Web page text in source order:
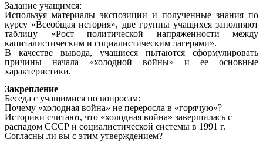
Задание учащимся:
Используя материалы экспозиции и полученные знания по
курсу «Всеобщая история», две группы учащихся заполняют
таблицу «Рост политической напряженности между
капиталистическим и социалистическим лагерями».
В качестве вывода, учащиеся пытаются сформулировать
причины начала «холодной войны» и ее основные
характеристики.
Закрепление
Беседа с учащимися по вопросам:
Почему «холодная война» не переросла в «горячую»?
Историки считают, что «холодная война» завершилась с
распадом СССР и социалистической системы в 1991 г.
Согласны ли вы с этим утверждением?